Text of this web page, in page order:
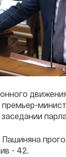
премьер-
- 42.